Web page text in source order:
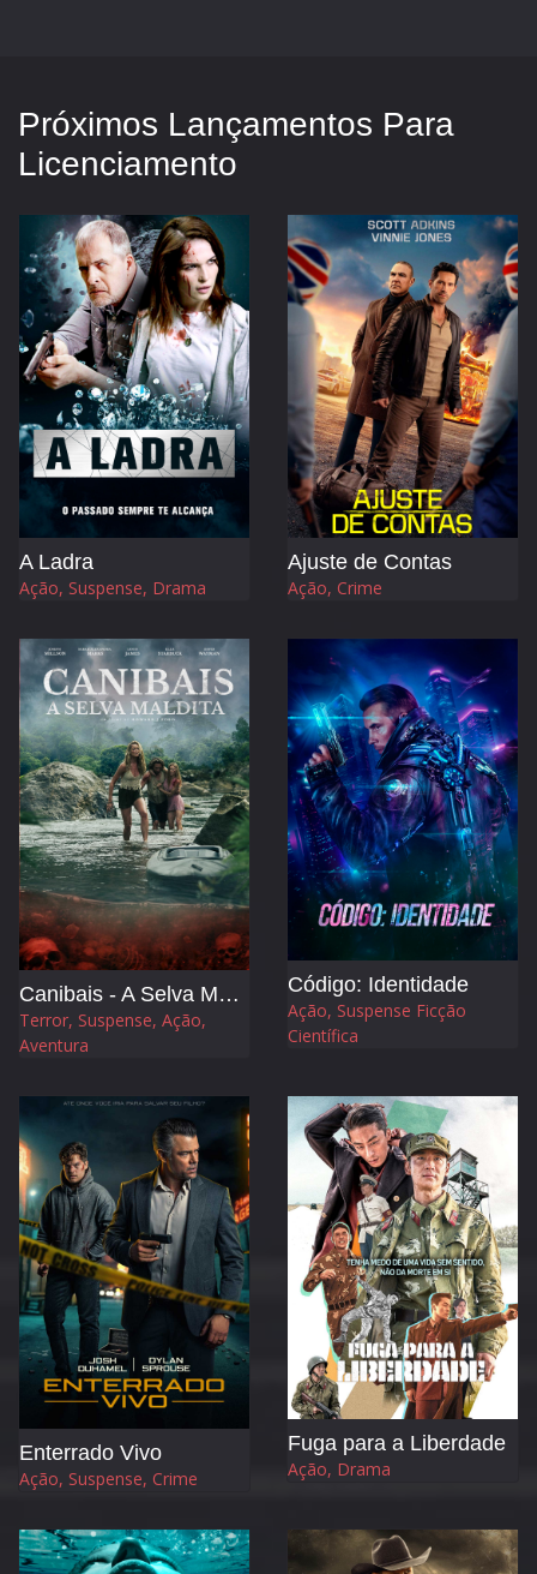
Próximos Lançamentos Para
Licenciamento
A Ladra
Ação, Suspense, Drama
Ajuste de Contas
Ação, Crime
Canibais - A Selva Maldita
Terror, Suspense, Ação,
Aventura
Código: Identidade
Ação, Suspense Ficção
Científica
Enterrado Vivo
Ação, Suspense, Crime
Fuga para a Liberdade
Ação, Drama